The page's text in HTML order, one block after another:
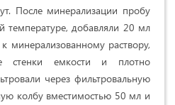
После минерализации пробу
температуре, добавляли 20 мл
минерализованному раствору,
стенки емкости и плотно
через фильтровальную
колбу вместимостью 50 мл и